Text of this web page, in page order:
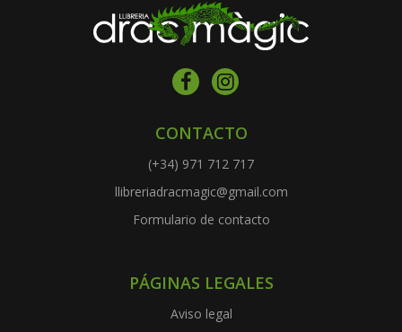
CONTACTO
(+34) 971 712 717
llibreriadracmagic@gmail.com
Formulario de contacto
PÁGINAS LEGALES
Aviso legal